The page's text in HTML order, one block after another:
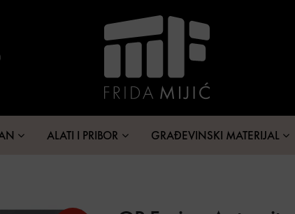
ALATI I PRIBOR GRAĐEVINSKI MATERIJAL